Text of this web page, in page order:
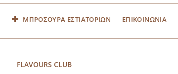
ΜΠΡΟΣΟΥΡΑ ΕΣΤΙΑΤΟΡΙΩΝ ΕΠΙΚΟΙΝΩΝΙΑ
FLAVOURS CLUB